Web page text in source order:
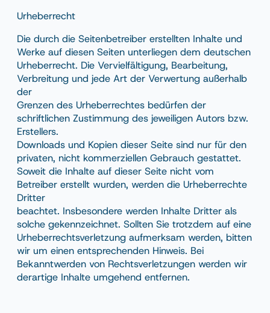
Urheberrecht
Die durch die Seitenbetreiber erstellten Inhalte und
Werke auf diesen Seiten unterliegen dem deutschen
Urheberrecht. Die Vervielfältigung, Bearbeitung,
Verbreitung und jede Art der Verwertung außerhalb
der
Grenzen des Urheberrechtes bedürfen der
schriftlichen Zustimmung des jeweiligen Autors bzw.
Erstellers.
Downloads und Kopien dieser Seite sind nur für den
privaten, nicht kommerziellen Gebrauch gestattet.
Soweit die Inhalte auf dieser Seite nicht vom
Betreiber erstellt wurden, werden die Urheberrechte
Dritter
beachtet. Insbesondere werden Inhalte Dritter als
solche gekennzeichnet. Sollten Sie trotzdem auf eine
Urheberrechtsverletzung aufmerksam werden, bitten
wir um einen entsprechenden Hinweis. Bei
Bekanntwerden von Rechtsverletzungen werden wir
derartige Inhalte umgehend entfernen.